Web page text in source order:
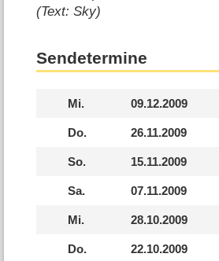
(Text: Sky)
Sendetermine
Mi. 09.12.2009
Do. 26.11.2009
So. 15.11.2009
Sa. 07.11.2009
Mi. 28.10.2009
Do. 22.10.2009